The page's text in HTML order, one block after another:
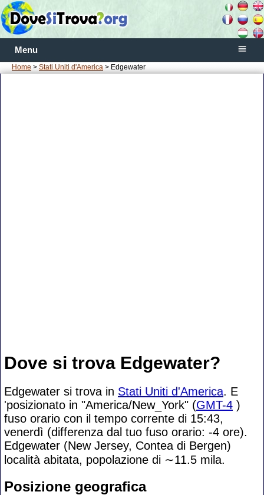
Menu
Home > Stati Uniti d'America > Edgewater
Dove si trova Edgewater?
Edgewater si trova in Stati Uniti d'America. E
'posizionato in "America/New_York" (GMT-4 )
fuso orario con il tempo corrente di 15:43,
venerdì (differenza dal tuo fuso orario: -4 ore).
Edgewater (New Jersey, Contea di Bergen)
località abitata, popolazione di ∼11.5 mila.
Posizione geografica